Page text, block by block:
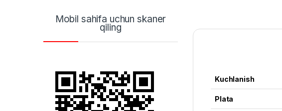
Kuchlanish
Plata
Mobil sahifa uchun skaner
qiling